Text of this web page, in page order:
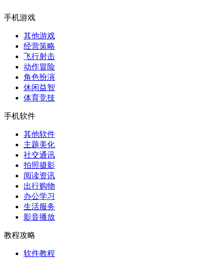
手机游戏
其他游戏
经营策略
飞行射击
动作冒险
角色扮演
休闲益智
体育竞技
手机软件
其他软件
主题美化
社交通讯
拍照摄影
阅读资讯
出行购物
办公学习
生活服务
影音播放
教程攻略
软件教程